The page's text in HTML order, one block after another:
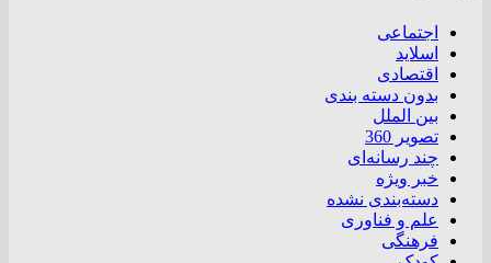
اجتماعی
اسلاید
اقتصادی
بدون دسته بندی
بین الملل
تصویر 360
چند رسانه‌ای
خبر ویژه
دسته‌بندی نشده
علم و فناوری
فرهنگی